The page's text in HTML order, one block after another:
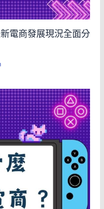
電商發展現況全面分